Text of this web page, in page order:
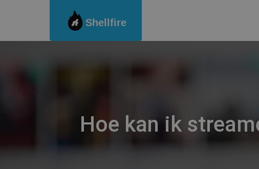
Shellfire
Hoe kan ik